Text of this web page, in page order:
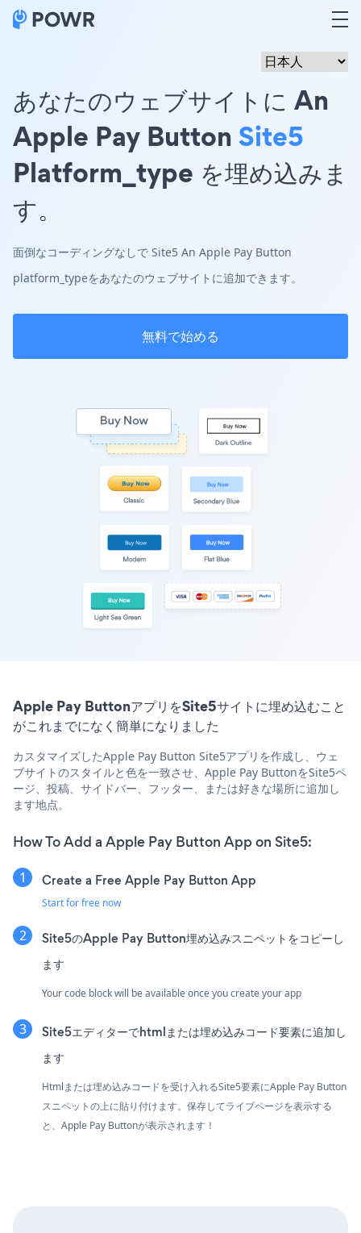
あなたのウェブサイトに An
Apple Pay ButtonSite5
Platform_type を埋め込みま
す。
面倒なコーディングなしで Site5 An Apple Pay Button
platform_typeをあなたのウェブサイトに追加できます。
無料で始める
Apple Pay ButtonアプリをSite5サイトに埋め込むこと
がこれまでになく簡単になりました
カスタマイズしたApple Pay Button Site5アプリを作成し、ウェ
ブサイトのスタイルと色を一致させ、Apple Pay ButtonをSite5ペ
ージ、投稿、サイドバー、フッター、または好きな場所に追加し
ます地点。
How To Add a Apple Pay Button App on Site5:
Create a Free Apple Pay Button App
Start for free now
Site5のApple Pay Button埋め込みスニペットをコピーし
ます
Your code block will be available once you create your app
Site5エディターでhtmlまたは埋め込みコード要素に追加し
ます
Htmlまたは埋め込みコードを受け入れるSite5要素にApple Pay Button
スニペットの上に貼り付けます。保存してライブページを表示する
と、Apple Pay Buttonが表示されます！